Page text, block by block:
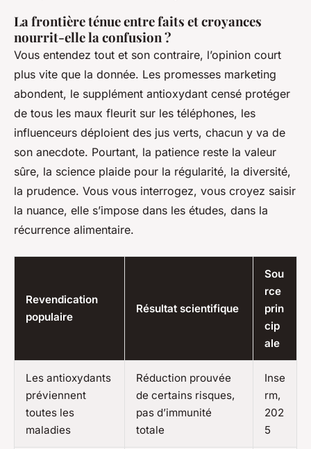
La frontière ténue entre faits et croyances
nourrit-elle la confusion ?
Vous entendez tout et son contraire, l’opinion court
plus vite que la donnée. Les promesses marketing
abondent, le supplément antioxydant censé protéger
de tous les maux fleurit sur les téléphones, les
influenceurs déploient des jus verts, chacun y va de
son anecdote. Pourtant, la patience reste la valeur
sûre, la science plaide pour la régularité, la diversité,
la prudence. Vous vous interrogez, vous croyez saisir
la nuance, elle s’impose dans les études, dans la
récurrence alimentaire.
Revendication
populaire
Résultat scientifique
Sou
rce
prin
cip
ale
Les antioxydants
préviennent
toutes les
maladies
Réduction prouvée
de certains risques,
pas d’immunité
totale
Inse
rm,
202
5